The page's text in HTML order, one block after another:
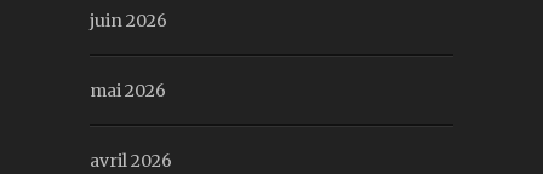
juin 2026
mai 2026
avril 2026